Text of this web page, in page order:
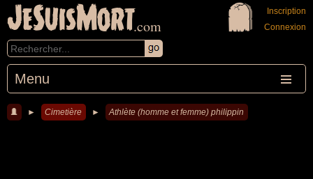
JeSuisMort.com
Menu
Inscription
Connexion
► Cimetière ► Athlète (homme et femme) philippin